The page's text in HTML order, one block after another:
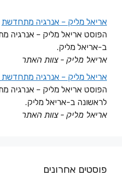
אריאל מליק – אנרגיה מתחדשת
הפוסט אריאל מליק – אנרגיה
ב-אריאל מליק.
אריאל מליק - צוות האתר
אריאל מליק – אנרגיה מתחדשת
הפוסט אריאל מליק – אנרגיה
לראשונה ב-אריאל מליק.
אריאל מליק - צוות האתר
פוסטים אחרונים